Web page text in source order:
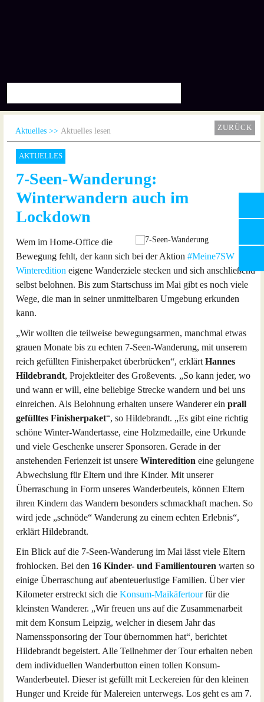
ZURÜCK
Aktuelles Aktuelles lesen
AKTUELLES
7-Seen-Wanderung:
Winterwandern auch im
Lockdown
Wem im Home-Office die
Bewegung fehlt, der kann sich bei der Aktion #Meine7SW
Winteredition eigene Wanderziele stecken und sich anschließend
selbst belohnen. Bis zum Startschuss im Mai gibt es noch viele
Wege, die man in seiner unmittelbaren Umgebung erkunden
kann.
„Wir wollten die teilweise bewegungsarmen, manchmal etwas
grauen Monate bis zu echten 7-Seen-Wanderung, mit unserem
reich gefüllten Finisherpaket überbrücken“, erklärt Hannes
Hildebrandt, Projektleiter des Großevents. „So kann jeder, wo
und wann er will, eine beliebige Strecke wandern und bei uns
einreichen. Als Belohnung erhalten unsere Wanderer ein prall
gefülltes Finisherpaket“, so Hildebrandt. „Es gibt eine richtig
schöne Winter-Wandertasse, eine Holzmedaille, eine Urkunde
und viele Geschenke unserer Sponsoren. Gerade in der
anstehenden Ferienzeit ist unsere Winteredition eine gelungene
Abwechslung für Eltern und ihre Kinder. Mit unserer
Überraschung in Form unseres Wanderbeutels, können Eltern
ihren Kindern das Wandern besonders schmackhaft machen. So
wird jede „schnöde“ Wanderung zu einem echten Erlebnis“,
erklärt Hildebrandt.
Ein Blick auf die 7-Seen-Wanderung im Mai lässt viele Eltern
frohlocken. Bei den 16 Kinder- und Familientouren warten so
einige Überraschung auf abenteuerlustige Familien. Über vier
Kilometer erstreckt sich die Konsum-Maikäfertourfür die
kleinsten Wanderer. „Wir freuen uns auf die Zusammenarbeit
mit dem Konsum Leipzig, welcher in diesem Jahr das
Namenssponsoring der Tour übernommen hat“, berichtet
Hildebrandt begeistert. Alle Teilnehmer der Tour erhalten neben
dem individuellen Wanderbutton einen tollen Konsum-
Wanderbeutel. Dieser ist gefüllt mit Leckereien für den kleinen
Hunger und Kreide für Malereien unterwegs. Los geht es am 7.